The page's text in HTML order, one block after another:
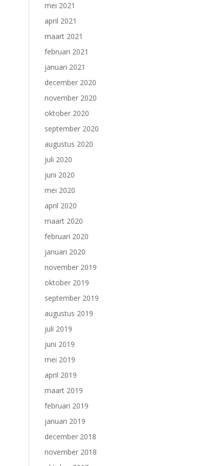
mei 2021
april 2021
maart 2021
februari 2021
januari 2021
december 2020
november 2020
oktober 2020
september 2020
augustus 2020
juli 2020
juni 2020
mei 2020
april 2020
maart 2020
februari 2020
januari 2020
november 2019
oktober 2019
september 2019
augustus 2019
juli 2019
juni 2019
mei 2019
april 2019
maart 2019
februari 2019
januari 2019
december 2018
november 2018